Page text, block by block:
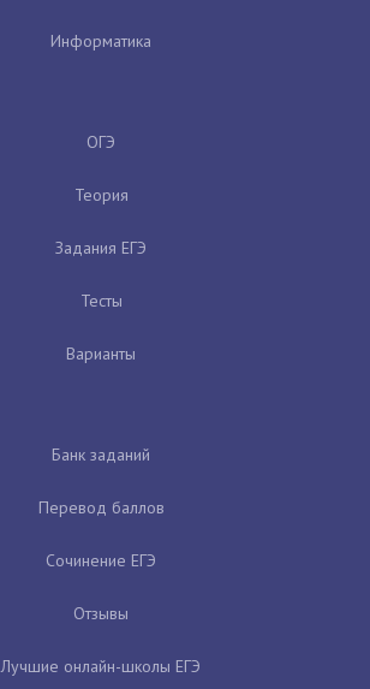
Информатика
ОГЭ
Теория
Задания ЕГЭ
Тесты
Варианты
Банк заданий
Перевод баллов
Сочинение ЕГЭ
Отзывы
Лучшие онлайн-школы ЕГЭ